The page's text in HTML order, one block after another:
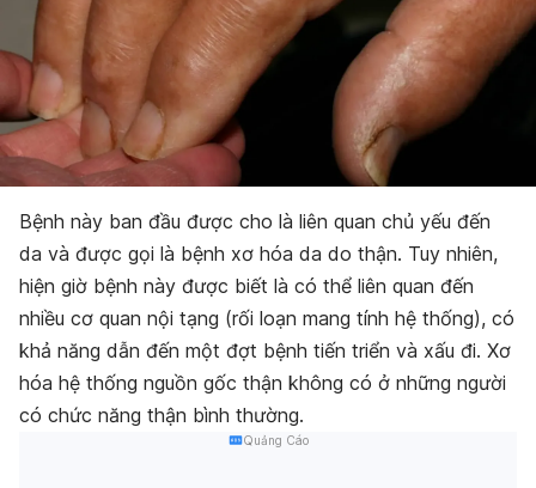
Bệnh này ban đầu được cho là liên quan chủ yếu đến
da và được gọi là bệnh xơ hóa da do thận. Tuy nhiên,
hiện giờ bệnh này được biết là có thể liên quan đến
nhiều cơ quan nội tạng (rối loạn mang tính hệ thống), có
khả năng dẫn đến một đợt bệnh tiến triển và xấu đi. Xơ
hóa hệ thống nguồn gốc thận không có ở những người
có chức năng thận bình thường.
Quảng Cáo